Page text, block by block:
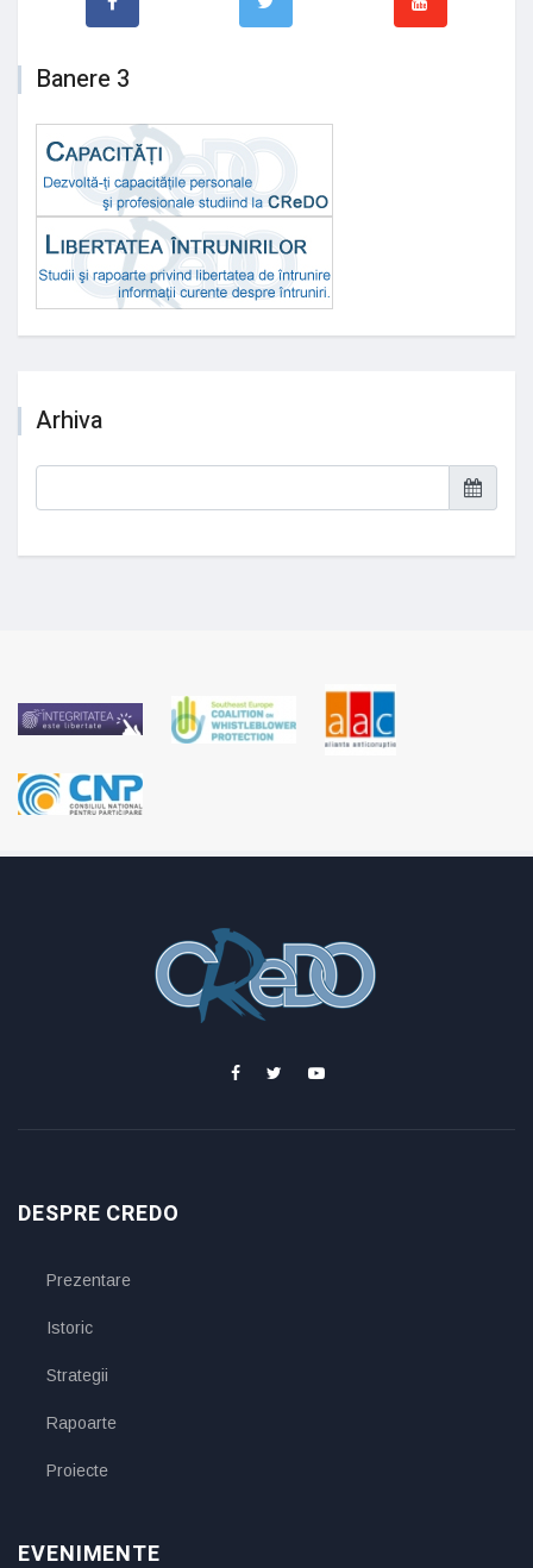
Banere 3
Arhiva
DESPRE CREDO
Prezentare
Istoric
Strategii
Rapoarte
Proiecte
EVENIMENTE